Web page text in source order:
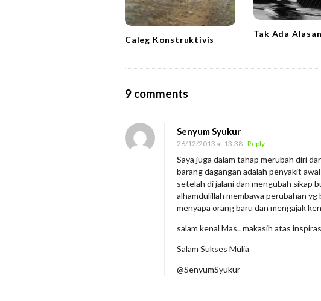
Caleg Konstruktivis
Tak Ada Alasan
9 comments
e
r
p
r
a
n
g
Senyum Syukur
26/12/2013 at 13:38- Reply
Saya juga dalam tahap merubah diri
barang dagangan adalah penyakit
setelah di jalani dan mengubah sikap
alhamdulillah membawa perubahan
menyapa orang baru dan mengajak
salam kenal Mas.. makasih atas
Salam Sukses Mulia
@SenyumSyukur